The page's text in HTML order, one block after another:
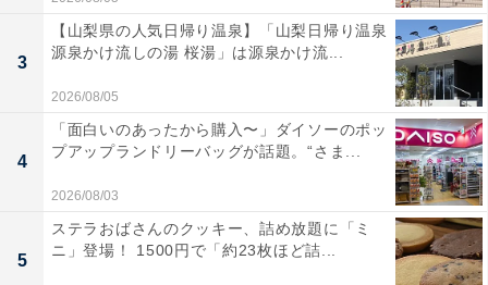
3
【山梨県の人気日帰り温泉】「山梨日帰り温泉
源泉かけ流しの湯 桜湯」は源泉かけ流...
2026/08/05
4
「面白いのあったから購入〜」ダイソーのポッ
プアップランドリーバッグが話題。“さま...
2026/08/03
5
ステラおばさんのクッキー、詰め放題に「ミ
ニ」登場！ 1500円で「約23枚ほど詰...